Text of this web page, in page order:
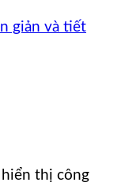
giản và tiết
hiển thị công